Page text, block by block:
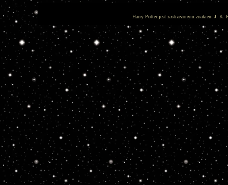
Harry Potter jest zastrzeżonym znakiem J. K.